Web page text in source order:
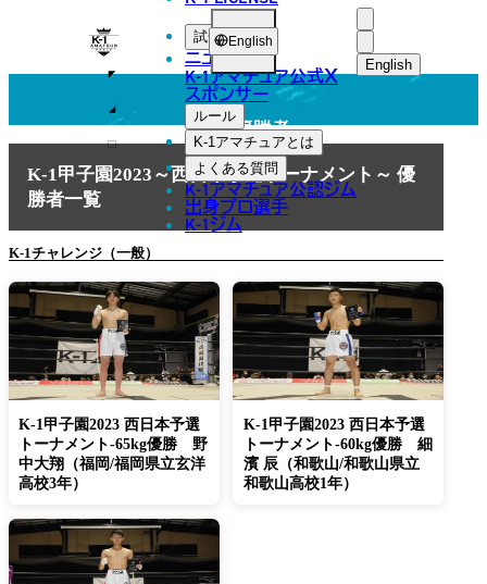
K-
1
ア
マ
チ
ュ
ア
English
中文（繁體
ไทย
العربية
試合
ニュース
K-1アマチュア公式X
スポンサー
ルール
K-1アマチュアとは
よくある質問
K-1アマチュア公認ジム
出身プロ選手
K-1ジム
English
CHAMPION
大会優勝者
K-1甲子園2023～西日本予選トーナメント～ 優
勝者一覧
K-1チャレンジ（一般）
K-1甲子園2023 西日本予選
トーナメント-65kg優勝 野
中大翔（福岡/福岡県立玄洋
高校3年）
K-1甲子園2023 西日本予選
トーナメント-60kg優勝 細
濱 辰（和歌山/和歌山県立
和歌山高校1年）